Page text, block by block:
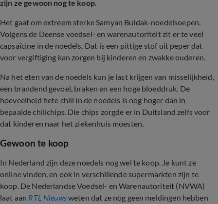
zijn ze gewoon nog te koop.
Het gaat om extreem sterke Samyan Buldak-noedelsoepen.
Volgens de Deense voedsel- en warenautoriteit zit er te veel
capsaïcine in de noedels. Dat is een pittige stof uit peper dat
voor vergiftiging kan zorgen bij kinderen en zwakke ouderen.
Na het eten van de noedels kun je last krijgen van misselijkheid,
een brandend gevoel, braken en een hoge bloeddruk. De
hoeveelheid hete chili in de noedels is nog hoger dan in
bepaalde chilichips. Die chips zorgde er in Duitsland zelfs voor
dat kinderen naar het ziekenhuis moesten.
Gewoon te koop
In Nederland zijn deze noedels nog wel te koop. Je kunt ze
online vinden, en ook in verschillende supermarkten zijn te
koop. De Nederlandse Voedsel- en Warenautoriteit (NVWA)
laat aan RTL Nieuwsweten dat ze nog geen meldingen hebben